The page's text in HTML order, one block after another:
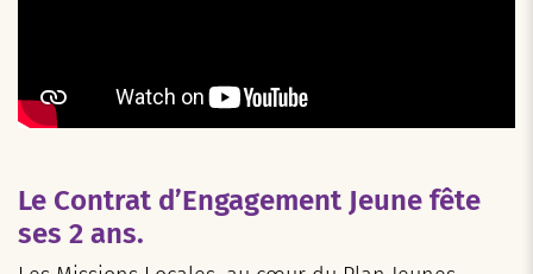
Le Contrat d’Engagement Jeune fête
ses 2 ans.